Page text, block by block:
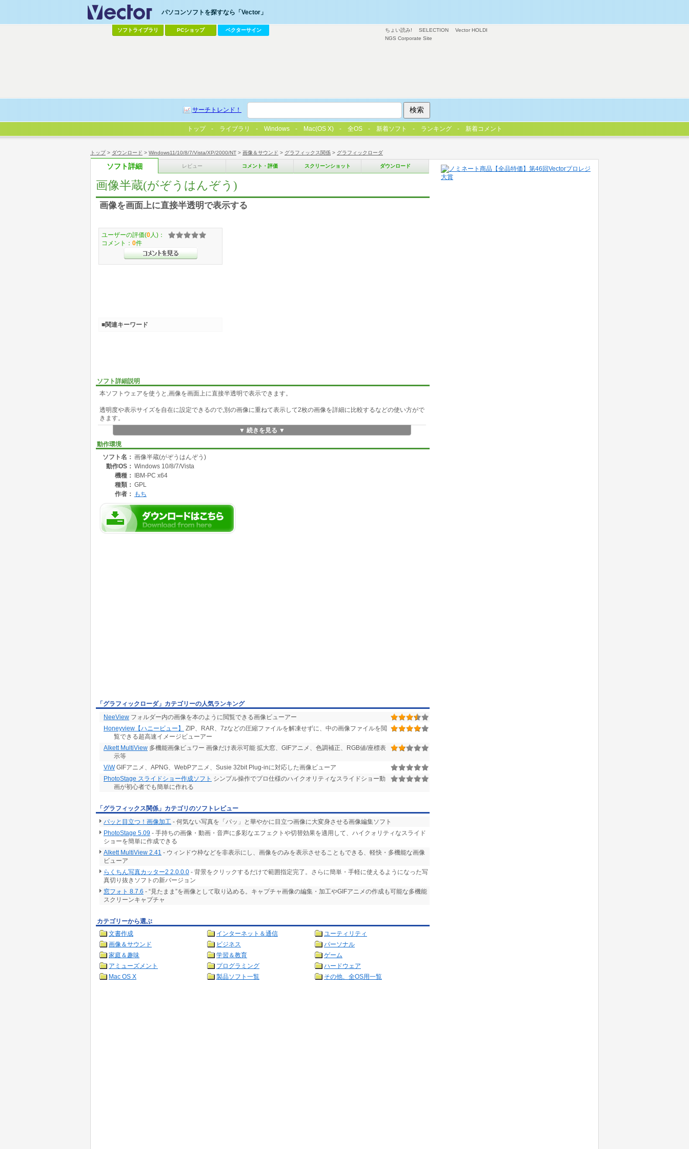
トップ> ダウンロード > Windows11/10/8/7/Vista/XP/2000/NT > 画像＆サウンド > グラフィックス関係 > グラフィックローダ
ソフト詳細 レビュー コメント・評価 スクリーンショット ダウンロード
画像半蔵(がぞうはんぞう)
画像を画面上に直接半透明で表示する
ソフト詳細説明
本ソフトウェアを使うと,画像を画面上に直接半透明で表示できます。
透明度や表示サイズを自在に設定できるので,別の画像に重ねて表示して2枚の画像を詳細に比較するなどの使い方がで
きます。
主な機能：
・画像の半透明表示
・画像の最前面表示の切替
・画像の表示サイズ変更
・画像の縦横比維持の切替
▼ 続きを見る ▼
動作環境
ソフト名： 画像半蔵(がぞうはんぞう)
動作OS： Windows 10/8/7/Vista
機種：
IBM-PC x64
種類： GPL
作者：
もち
ユーザーの評価(0 人)：
コメント： 0件
■関連キーワード
「グラフィックローダ」カテゴリーの人気ランキング
NeeView フォルダー内の画像を本のように閲覧できる画像ビューアー
Honeyview【ハニービュー】
ZIP、RAR、7zなどの圧縮ファイルを解凍せずに、中の画像ファイルを閲
覧できる超高速イメージビューアー
Alkett MultiView 多機能画像ビュワー 画像だけ表示可能 拡大窓、GIFアニメ、色調補正、RGB値/座標表
示等
ViWGIFアニメ、APNG、WebPアニメ、Susie 32bit Plug-inに対応した画像ビューア
PhotoStage スライドショー作成ソフト シンプル操作でプロ仕様のハイクオリティなスライドショー動
画が初心者でも簡単に作れる
「グラフィックス関係」カテゴリのソフトレビュー
パッと目立つ！画像加工 - 何気ない写真を「パッ」と華やかに目立つ画像に大変身させる画像編集ソフト
PhotoStage 5.09 - 手持ちの画像・動画・音声に多彩なエフェクトや切替効果を適用して、ハイクォリティなスライド
ショーを簡単に作成できる
Alkett MultiView 2.41 - ウィンドウ枠などを非表示にし、画像をのみを表示させることもできる、軽快・多機能な画像
ビューア
らくちん写真カッター2 2.0.0.0 - 背景をクリックするだけで範囲指定完了。さらに簡単・手軽に使えるようになった写
真切り抜きソフトの新バージョン
窓フォト 8.7.6 - “見たまま”を画像として取り込める。キャプチャ画像の編集・加工やGIFアニメの作成も可能な多機能
スクリーンキャプチャ
カテゴリーから選ぶ
文書作成
インターネット＆通信
ユーティリティ
画像＆サウンド
ビジネス
パーソナル
家庭＆趣味
学習＆教育
ゲーム
アミューズメント
プログラミング
ハードウェア
Mac OS X
製品ソフト一覧 その他、全OS用一覧
ちょい読み! SELECTION
Vector HOLDI
NGS Corporate Site
パソコンソフトを探すなら「Vector」
ソフトライブラリ PCショップ ベクターサイン
サーチトレンド！
トップ ライブラリ Windows Mac(OS X) 全OS 新着ソフト ランキング 新着コメント